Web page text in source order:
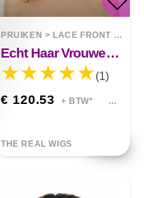
PRUIKEN > LACE FRONT WIGS
Echt Haar Vrouwen Haar Lace Pruik Lang Krullend
(1)
€ 120.53 + BTW*
THE REAL WIGS